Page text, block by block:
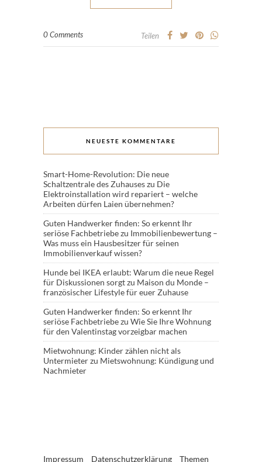
0 Comments Teilen
NEUESTE KOMMENTARE
Smart-Home-Revolution: Die neue
Schaltzentrale des Zuhauseszu Die
Elektroinstallation wird repariert – welche
Arbeiten dürfen Laien übernehmen?
Guten Handwerker finden: So erkennt Ihr
seriöse Fachbetriebezu Immobilienbewertung –
Was muss ein Hausbesitzer für seinen
Immobilienverkauf wissen?
Hunde bei IKEA erlaubt: Warum die neue Regel
für Diskussionen sorgtzu Maison du Monde –
französischer Lifestyle für euer Zuhause
Guten Handwerker finden: So erkennt Ihr
seriöse Fachbetriebezu Wie Sie Ihre Wohnung
für den Valentinstag vorzeigbar machen
Mietwohnung: Kinder zählen nicht als
Untermieterzu Mietswohnung: Kündigung und
Nachmieter
Impressum Datenschutzerklärung Themen